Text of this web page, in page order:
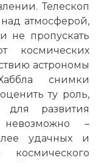
Телескоп
атмосферой,
не пропускать
космических
астрономы
снимки
ту роль,
для развития
невозможно –
удачных и
космического